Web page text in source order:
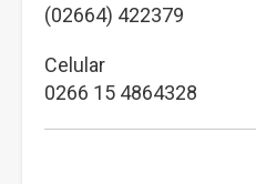
(02664) 422379
Celular
0266 15 4864328